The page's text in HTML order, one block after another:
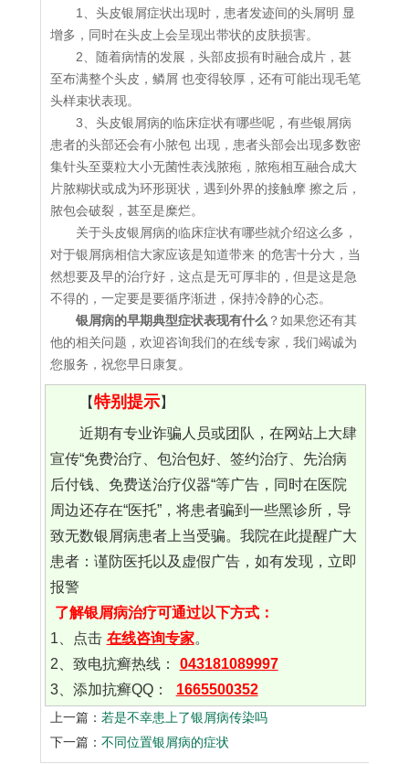
1、头皮银屑症状出现时，患者发迹间的头屑明 显
增多，同时在头皮上会呈现出带状的皮肤损害。
2、随着病情的发展，头部皮损有时融合成片，甚
至布满整个头皮，鳞屑 也变得较厚，还有可能出现毛笔
头样束状表现。
3、头皮银屑病的临床症状有哪些呢，有些银屑病
患者的头部还会有小脓包 出现，患者头部会出现多数密
集针头至粟粒大小无菌性表浅脓疱，脓疱相互融合成大
片脓糊状或成为环形斑状，遇到外界的接触摩 擦之后，
脓包会破裂，甚至是糜烂。
关于头皮银屑病的临床症状有哪些就介绍这么多，
对于银屑病相信大家应该是知道带来 的危害十分大，当
然想要及早的治疗好，这点是无可厚非的，但是这是急
不得的，一定要是要循序渐进，保持冷静的心态。
银屑病的早期典型症状表现有什么 ？如果您还有其
他的相关问题，欢迎咨询我们的在线专家，我们竭诚为
您服务，祝您早日康复。
【特别提示】
近期有专业诈骗人员或团队，在网站上大肆
宣传“免费治疗、包治包好、签约治疗、先治病
后付钱、免费送治疗仪器“等广告，同时在医院
周边还存在“医托”，将患者骗到一些黑诊所，导
致无数银屑病患者上当受骗。我院在此提醒广大
患者：谨防医托以及虚假广告，如有发现，立即
报警
了解银屑病治疗可通过以下方式：
1、点击 在线咨询专家。
2、致电抗癣热线：
043181089997
3、添加抗癣QQ：
1665500352
上一篇： 若是不幸患上了银屑病传染吗
下一篇： 不同位置银屑病的症状